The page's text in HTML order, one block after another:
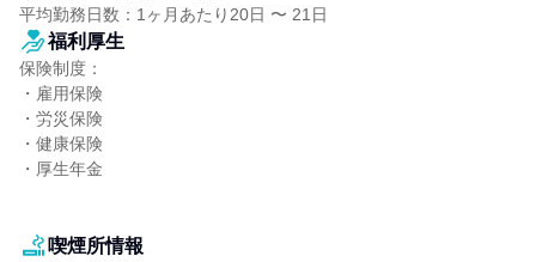
平均勤務日数：1ヶ月あたり20日 〜 21日
福利厚生
保険制度：
・雇用保険
・労災保険
・健康保険
・厚生年金
喫煙所情報